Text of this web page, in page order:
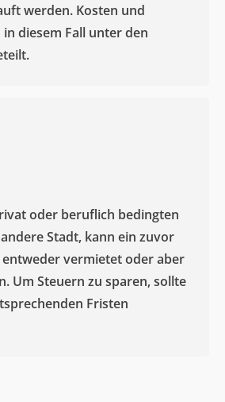
werden. Kosten und
diesem Fall unter den
oder beruflich bedingten
Stadt, kann ein zuvor
vermietet oder aber
Um Steuern zu sparen, sollte
Fristen